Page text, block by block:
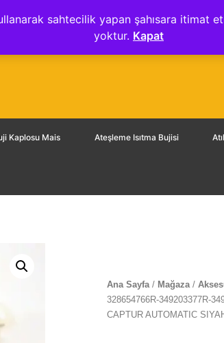
sahtecilik yapan şahısara
yoktur. Kapat
Metni Mesafeli Satış Sözleşmesi
Kaplosu Mais Ateşleme Isıtma Bujisi
Ana Sayfa/ Mağaza/
328654766R-349203377R-
CAPTUR AUTOMATIC